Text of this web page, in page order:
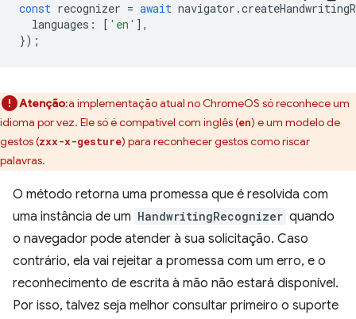
const recognizer = await navigator .
languages : [ 'en' ],
});
Atenção:a implementação atual no ChromeOS só reconhece um
idioma por vez. Ele só é compatível com inglês (en) e um modelo de
gestos (zxx-x-gesture) para reconhecer gestos como riscar
palavras.
O método retorna uma promessa que é resolvida com
uma instância de um HandwritingRecognizer quando
o navegador pode atender à sua solicitação. Caso
contrário, ela vai rejeitar a promessa com um erro, e o
reconhecimento de escrita à mão não estará disponível.
Por isso, talvez seja melhor consultar primeiro o suporte